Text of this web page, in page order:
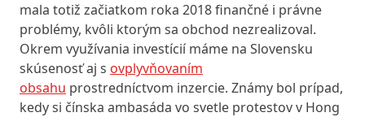
mala totiž začiatkom roka 2018 finančné i právne
problémy, kvôli ktorým sa obchod nezrealizoval.
Okrem využívania investícií máme na Slovensku
skúsenosť aj s ovplyvňovaním
obsahu prostredníctvom inzercie. Známy bol prípad,
kedy si čínska ambasáda vo svetle protestov v Hong